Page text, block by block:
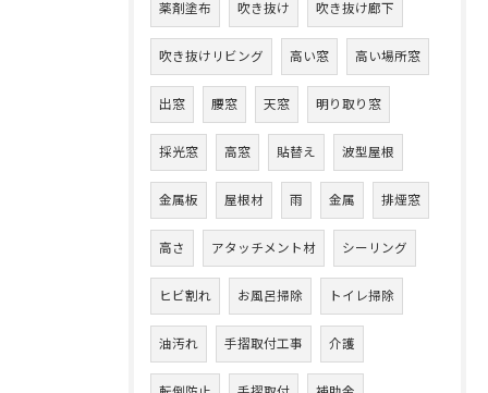
薬剤塗布 吹き抜け 吹き抜け廊下
吹き抜けリビング 高い窓 高い場所窓
出窓 腰窓 天窓 明り取り窓
採光窓 高窓 貼替え 波型屋根
金属板 屋根材 雨 金属 排煙窓
高さ アタッチメント材 シーリング
ヒビ割れ お風呂掃除 トイレ掃除
油汚れ 手摺取付工事 介護